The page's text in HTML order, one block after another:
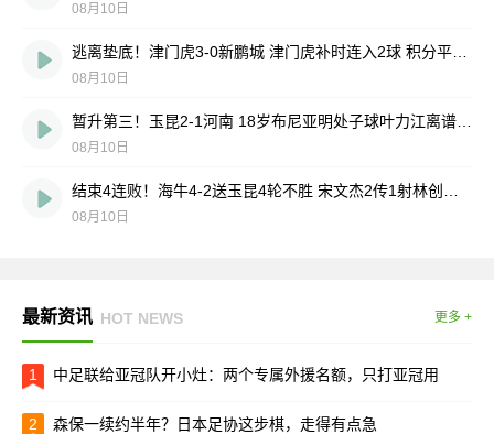
08月10日
08月10日
08月10日
08月10日
最新资讯 HOT NEWS 更多 +
1 中足联给亚冠队开小灶：两个专属外援名额，只打亚冠用
2 森保一续约半年？日本足协这步棋，走得有点急